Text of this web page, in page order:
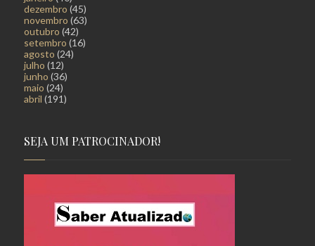
dezembro (45)
novembro (63)
outubro (42)
setembro (16)
agosto (24)
julho (12)
junho (36)
maio (24)
abril (191)
SEJA UM PATROCINADOR!